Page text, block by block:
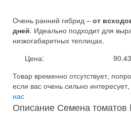
Очень ранний гибрид – от
дней. Идеально подходит для
низкогабаритных теплицах.
Цена:
Товар временно отсутствует,
если вас очень сильно
нас
Описание Семена томатов